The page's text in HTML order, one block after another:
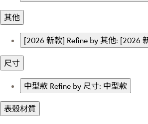
其他
[2026 新款] Refine by 其他: [2026
尺寸
中型款 Refine by 尺寸: 中型款
表殼材質